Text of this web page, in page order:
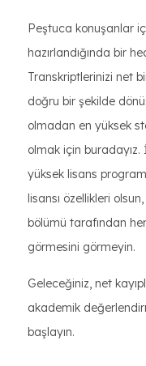
Peştuca konuşanlar
hazırlandığında bir
Transkriptlerinizi net
doğru bir şekilde
olmadan en yüksek
olmak için
yüksek lisans
lisansı özellikleri
bölümü tarafından
görmesini görmeyin.
Geleceğiniz, net
akademik
başlayın.